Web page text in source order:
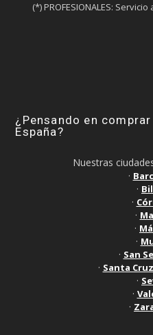
(*) PROFESIONALES:
¿Pensando en
España?
Nuestras
·
·
·
·
·
·
· San
· Santa
·
·
·